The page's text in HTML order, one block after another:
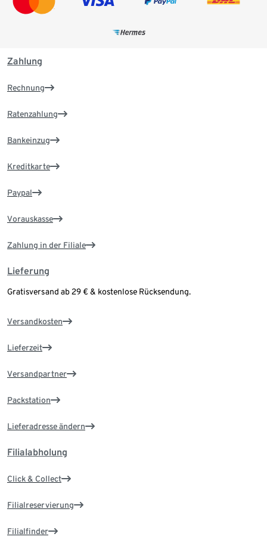
Zahlung
Rechnung
Ratenzahlung
Bankeinzug
Kreditkarte
Paypal
Vorauskasse
Zahlung in der Filiale
Lieferung
Gratisversand ab 29 € & kostenlose Rücksendung.
Versandkosten
Lieferzeit
Versandpartner
Packstation
Lieferadresse ändern
Filialabholung
Click & Collect
Filialreservierung
Filialfinder